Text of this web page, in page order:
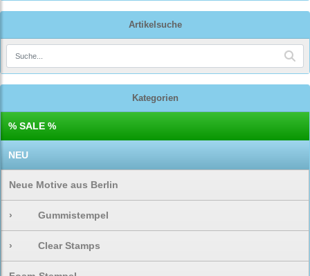
Artikelsuche
Kategorien
% SALE %
NEU
Neue Motive aus Berlin
› Gummistempel
› Clear Stamps